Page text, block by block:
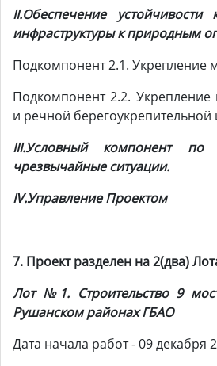
II.Обеспечение устойчивости
инфраструктуры к природным
Подкомпонент 2.1. Укрепление
Подкомпонент 2.2. Укрепление
и речной берегоукрепительной
III.Условный компонент по
чрезвычайные ситуации.
IV.Управление Проектом
7. Проект разделен на 2(два)
Лот №1. Строительство 9
Рушанском районах ГБАО
Дата начала работ - 09 декабря